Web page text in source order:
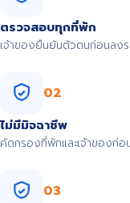
ตรวจสอบทุกที่พัก
เจ้าของยืนยันตัวตนก่อนลง
02
ไม่มีมิจฉาชีพ
คัดกรองที่พักและเจ้าของก่
03